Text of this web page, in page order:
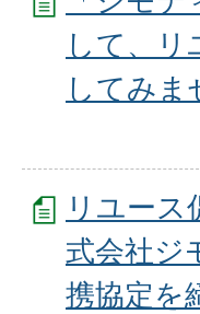
して、リ
してみま
リユース
式会社ジ
携協定を